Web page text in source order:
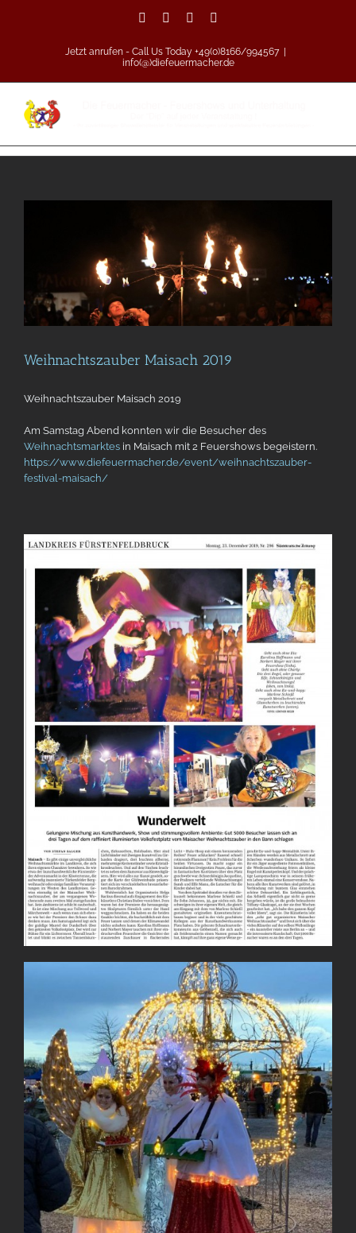
Facebook
Vimeo Pinterest
Jetzt anrufen - Call Us Today +49(0)8166/994567
info(@)diefeuermacher.de
Weihnachtszauber Maisach 2019
Weihnachtszauber Maisach 2019
Am Samstag Abend konnten wir die Besucher des
Weihnachtsmarktes in Maisach mit 2 Feuershows begeistern.
https://www.diefeuermacher.de/event/weihnachtszauber-
festival-maisach/